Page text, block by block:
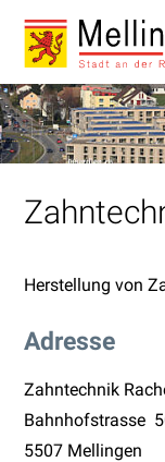
Navigieren
Herstellung von
Adresse
Zahntechnik
Bahnhofstrasse
5507 Mellingen